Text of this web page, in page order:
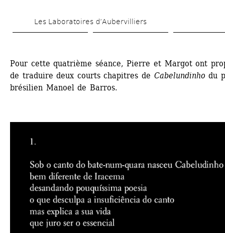
to
Les Laboratoires d’Aubervilliers
Pour cette quatrième séance, Pierre et Margot ont
de traduire deux courts chapitres de Cabelundinho du
brésilien Manoel de Barros.